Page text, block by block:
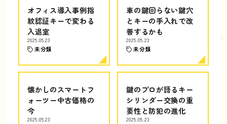
オフィス導入事例指
紋認証キーで変わる
入退室
2025.05.23
未分類
車の鍵回らない鍵穴
とキーの手入れで改
善するかも
2025.05.23
未分類
懐かしのスマートフ
ォーツー中古価格の
今
2025.05.23
鍵のプロが語るキー
シリンダー交換の重
要性と防犯の進化
2025.05.23